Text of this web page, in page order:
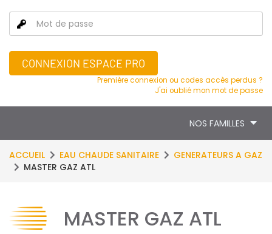
CONNEXION ESPACE PRO
Première connexion ou codes accès perdus ?
J'ai oublié mon mot de passe
NOS FAMILLES
ACCUEIL EAU CHAUDE SANITAIRE
GENERATEURS A GAZ
MASTER GAZ ATL
MASTER GAZ ATL